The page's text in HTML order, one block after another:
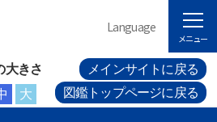
大きさ
大
メインサイトに戻る
図鑑トップページに戻る
Language
メニュー